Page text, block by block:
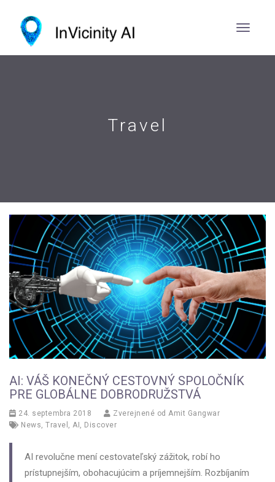
Travel
AI: VÁŠ KONEČNÝ CESTOVNÝ SPOLOČNÍK
PRE GLOBÁLNE DOBRODRUŽSTVÁ
24. septembra 2018 Zverejnené od Amit Gangwar
News Travel AI Discover
AI revolučne mení cestovateľský zážitok, robí ho
prístupnejším, obohacujúcim a príjemnejším. Rozbíjaním